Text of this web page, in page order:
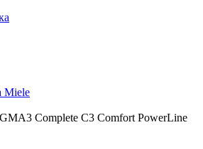
Miele
Complete C3 Comfort PowerLine